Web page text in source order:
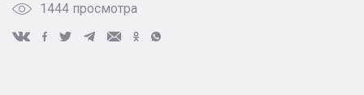
1444 просмотра